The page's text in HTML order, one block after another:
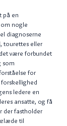
på en
nogle
diagnoserne
tourettes eller
være forbundet
som
for
ledere en
ansatte, og få
der fastholder
glæde til